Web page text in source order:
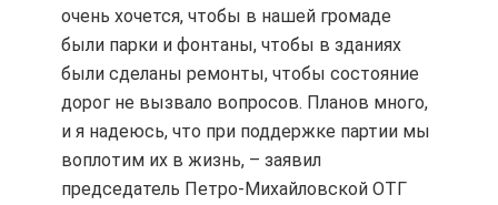
очень хочется, чтобы в нашей громаде
были парки и фонтаны, чтобы в зданиях
были сделаны ремонты, чтобы состояние
дорог не вызвало вопросов. Планов много,
и я надеюсь, что при поддержке партии мы
воплотим их в жизнь, – заявил
председатель Петро-Михайловской ОТГ